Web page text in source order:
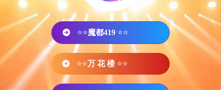
⭐⭐魔都419 ⭐⭐
⭐⭐万 花 楼 ⭐⭐